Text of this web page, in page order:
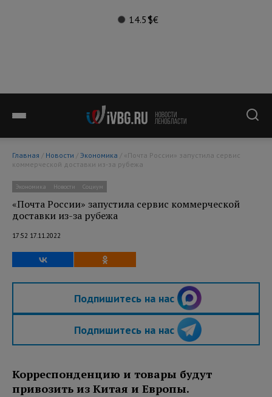
14.5°$€
Главная / Новости / Экономика
коммерческой доставки из-за рубежа
Экономика Новости Социум
«Почта России» запустила сервис коммерческой
доставки из-за рубежа
17:52 17.11.2022
Подпишитесь на нас
Подпишитесь на нас
Корреспонденцию и товары будут
привозить из Китая и Европы.